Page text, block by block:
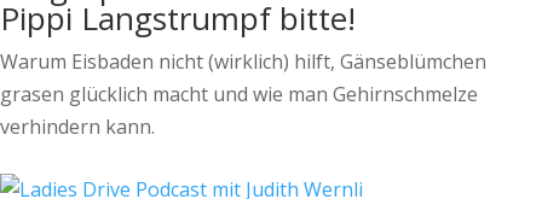
Pippi Langstrumpf bitte!
Warum Eisbaden nicht (wirklich) hilft, Gänseblümchen
grasen glücklich macht und wie man Gehirnschmelze
verhindern kann.